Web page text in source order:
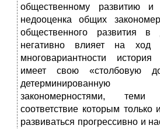
общественному развитию и
недооценка общих
общественного развития в
негативно влияет на ход
многовариантности
имеет свою «столбовую
детерминированную
закономерностями, теми
соответствие которым только
развиваться прогрессивно и